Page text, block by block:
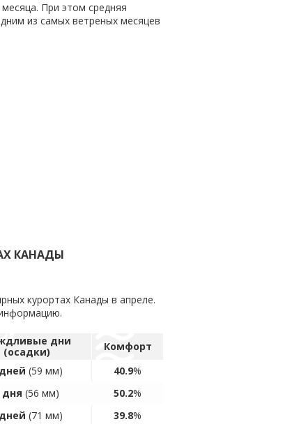
При этом средняя
из самых ветреных месяцев
КАНАДЫ
курортах Канады в апреле.
дни
(осадки)
Комфорт
(59 мм) 40.9%
дня (56 мм) 50.2%
(71 мм) 39.8%